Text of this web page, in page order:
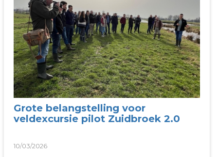
Grote belangstelling voor
veldexcursie pilot Zuidbroek 2.0
10/03/2026